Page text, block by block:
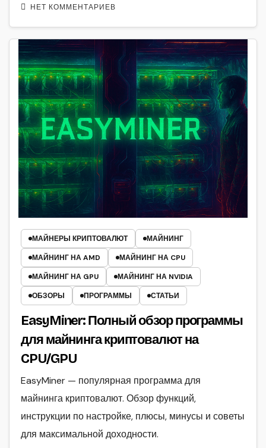
НЕТ КОММЕНТАРИЕВ
МАЙНЕРЫ КРИПТОВАЛЮТ
МАЙНИНГ
МАЙНИНГ НА AMD
МАЙНИНГ НА CPU
МАЙНИНГ НА GPU
МАЙНИНГ НА NVIDIA
ОБЗОРЫ
ПРОГРАММЫ СТАТЬИ
EasyMiner: Полный обзор программы
для майнинга криптовалют на
CPU/GPU
EasyMiner — популярная программа для
майнинга криптовалют. Обзор функций,
инструкции по настройке, плюсы, минусы и советы
для максимальной доходности.